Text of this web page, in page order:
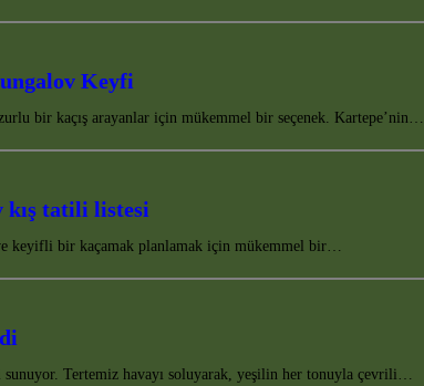
Keyfi
bir kaçış arayanlar için mükemmel bir seçenek. Kartepe’nin…
tatili listesi
keyifli bir kaçamak planlamak için mükemmel bir…
sunuyor. Tertemiz havayı soluyarak, yeşilin her tonuyla çevrili…